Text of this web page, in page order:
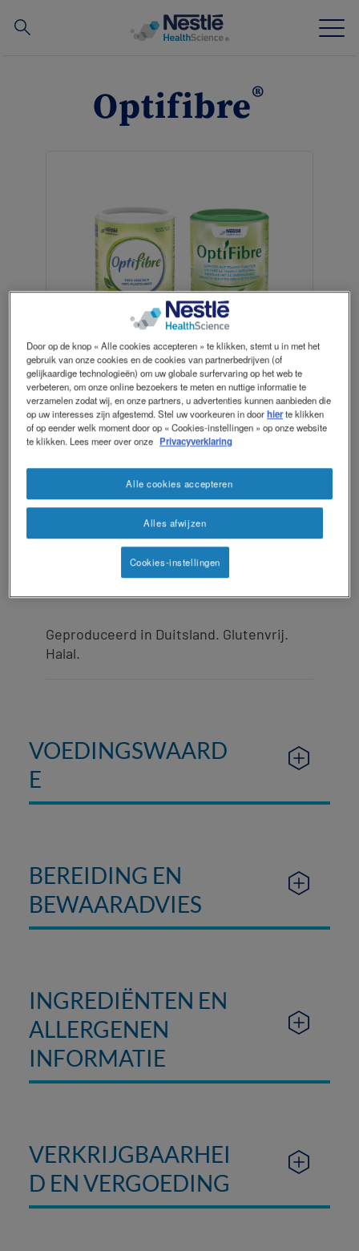
Onze expertise
Onze mensen
Voor zorgprofessionals
Contact
revamp
Contact
Social
revamp
Optifibre®
OptiFibre®ondersteunt de darmpassage.
gedeeltelijk gehydrolyseerde guargom.
100% plantaardig.
Geschikt vanaf de leeftijd van 3 jaar. Niet
geschikt om als enige voedingsbron te
Geproduceerd in Duitsland. Glutenvrij.
Halal.
VOEDINGSWAARD
E
BEREIDING EN
BEWAARADVIES
INGREDIËNTEN EN
ALLERGENEN
INFORMATIE
VERKRIJGBAARHEI
D EN VERGOEDING
Door op de knop « Alle cookies accepteren » te klikken, stemt u in met het
gebruik van onze cookies en de cookies van partnerbedrijven (of
gelijkaardige technologieën) om uw globale surfervaring op het web te
verbeteren, om onze online bezoekers te meten en nuttige informatie te
verzamelen zodat wij, en onze partners, u advertenties kunnen aanbieden die
op uw interesses zijn afgestemd. Stel uw voorkeuren in doorhierte klikken
of op eender welk moment door op « Cookies-instellingen » op onze website
te klikken. Lees meer over onze Privacyverklaring
Alles afwijzen
Alle cookies accepteren
Cookies-instellingen